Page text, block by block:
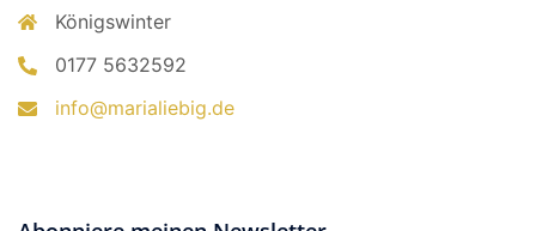
Königswinter
0177 5632592
info@marialiebig.de